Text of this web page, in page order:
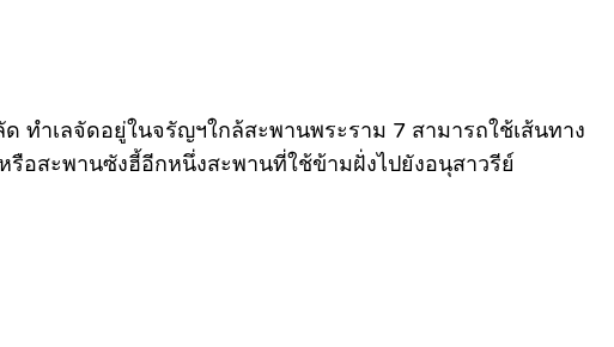
ทำเลจัดอยู่ในจรัญฯใกล้สะพานพระราม 7 สามารถใช้เส้นทาง
รือสะพานซังฮี้อีกหนึ่งสะพานที่ใช้ข้ามฝั่งไปยังอนุสาวรีย์